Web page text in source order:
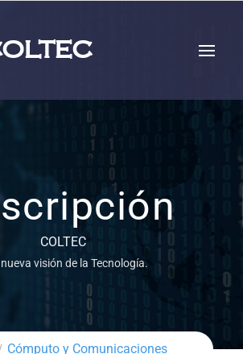
COLTEC
visión de la Tecnología.
Cómputo y Comunicaciones